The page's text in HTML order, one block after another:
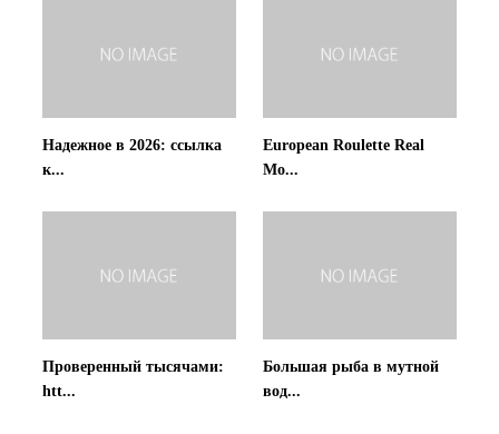
Надежное в 2026: ссылка
к...
European Roulette Real
Mo...
Проверенный тысячами:
htt...
Большая рыба в мутной
вод...